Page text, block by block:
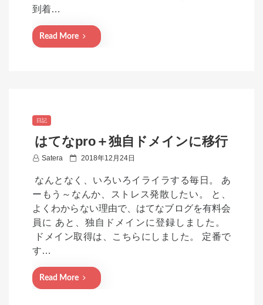
到着…
Read More
日記
はてなpro＋独自ドメインに移行
Satera
P
s
t
e
d
o
2018年12月24日
なんとなく、いろいろイライラする毎日。 あ
ーもう～なんか、ストレス発散したい。 と、
よくわからない理由で、はてなブログを有料会
員に あと、独自ドメインに登録しました。
ドメイン取得は、こちらにしました。 定番で
す…
Read More